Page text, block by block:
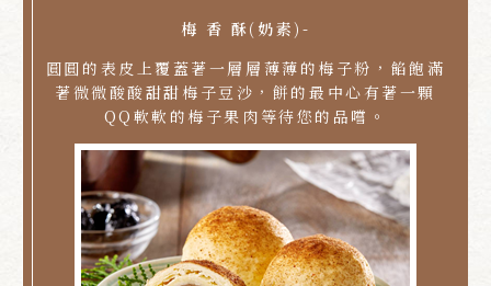
梅 香 酥(奶素)-
圓圓的表皮上覆蓋著一層層薄薄的梅子粉，餡飽滿
著微微酸酸甜甜梅子豆沙，餅的最中心有著一顆
QQ軟軟的梅子果肉等待您的品嚐。